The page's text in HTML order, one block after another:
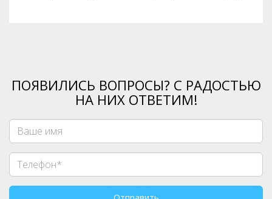
ПОЯВИЛИСЬ ВОПРОСЫ? С РАДОСТЬЮ
НА НИХ ОТВЕТИМ!